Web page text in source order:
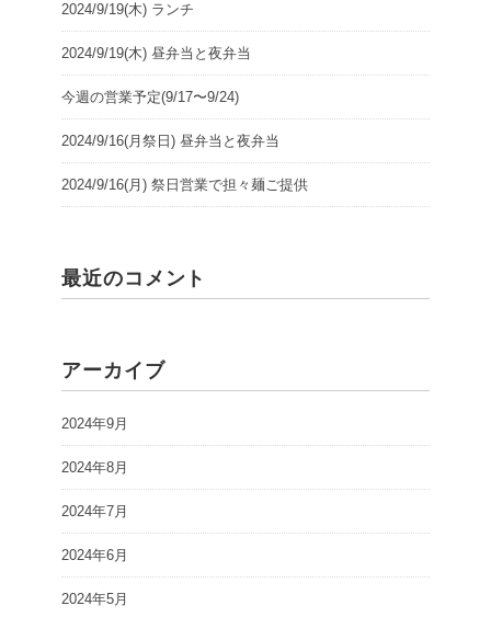
2024/9/19(木) ランチ
2024/9/19(木) 昼弁当と夜弁当
今週の営業予定(9/17〜9/24)
2024/9/16(月祭日) 昼弁当と夜弁当
2024/9/16(月) 祭日営業で担々麺ご提供
最近のコメント
アーカイブ
2024年9月
2024年8月
2024年7月
2024年6月
2024年5月